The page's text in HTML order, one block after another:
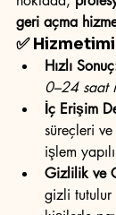
geri açma
✅
Hızlı
0–24 saat
İç Erişim
süreçleri
işlem
Gizlilik ve
gizli tutulur